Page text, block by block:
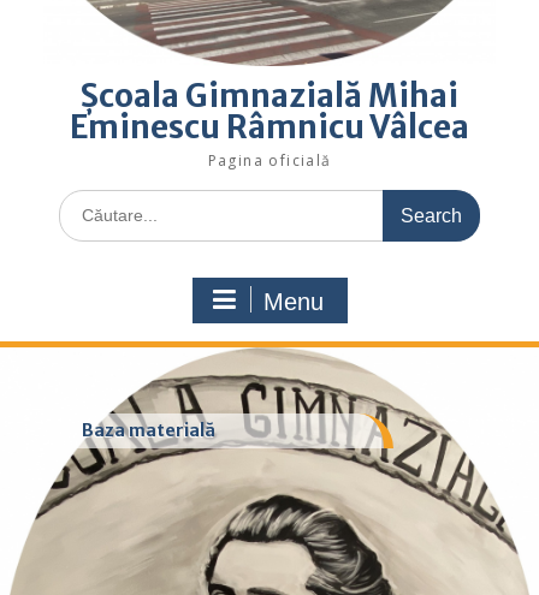
Şcoala Gimnazială Mihai
Eminescu Râmnicu Vâlcea
Pagina oficială
Search
for:
Menu
Baza materială